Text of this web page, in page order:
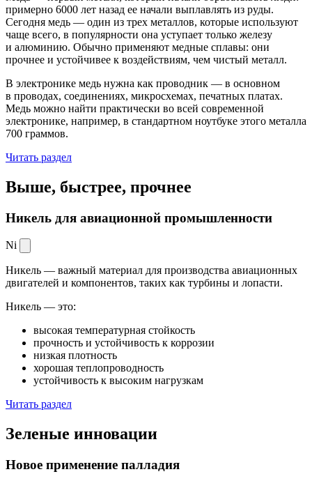
примерно 6000 лет назад ее начали выплавлять из руды.
Сегодня медь — один из трех металлов, которые используют
чаще всего, в популярности она уступает только железу
и алюминию. Обычно применяют медные сплавы: они
прочнее и устойчивее к воздействиям, чем чистый металл.
В электронике медь нужна как проводник — в основном
в проводах, соединениях, микросхемах, печатных платах.
Медь можно найти практически во всей современной
электронике, например, в стандартном ноутбуке этого металла
700 граммов.
Читать раздел
Выше, быстрее, прочнее
Никель для авиационной промышленности
Ni
Никель — важный материал для производства авиационных
двигателей и компонентов, таких как турбины и лопасти.
Никель — это:
высокая температурная стойкость
прочность и устойчивость к коррозии
низкая плотность
хорошая теплопроводность
устойчивость к высоким нагрузкам
Читать раздел
Зеленые инновации
Новое применение палладия